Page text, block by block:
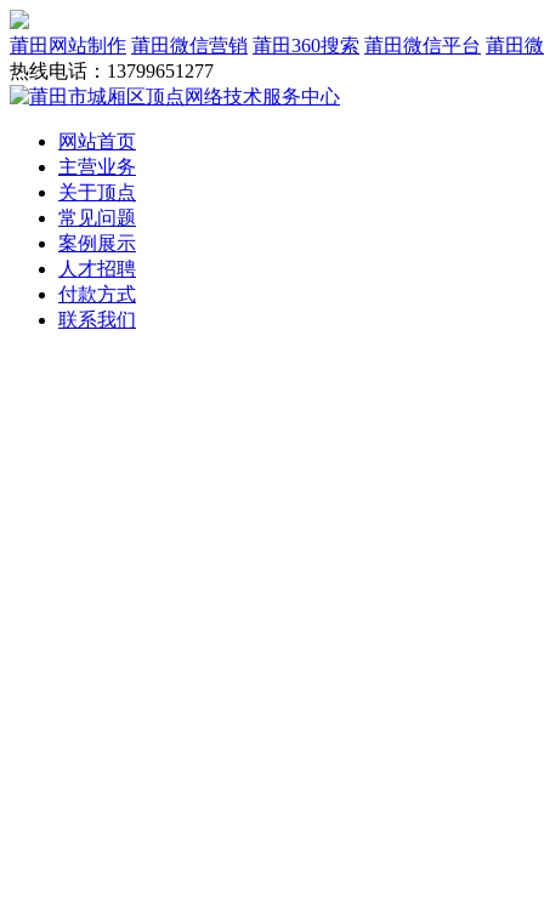
莆田网站制作 莆田微信营销 莆田360搜索 莆田微信平台 莆田
热线电话：13799651277
网站首页
主营业务
关于顶点
常见问题
案例展示
人才招聘
付款方式
联系我们